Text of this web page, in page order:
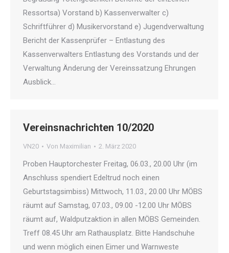
Ressortsa) Vorstand b) Kassenverwalter c)
Schriftführer d) Musikervorstand e) Jugendverwaltung
Bericht der Kassenprüfer – Entlastung des
Kassenverwalters Entlastung des Vorstands und der
Verwaltung Änderung der Vereinssatzung Ehrungen
Ausblick…
Vereinsnachrichten 10/2020
VN20 Von Maximilian 2. März 2020
Proben Hauptorchester Freitag, 06.03., 20.00 Uhr (im
Anschluss spendiert Edeltrud noch einen
Geburtstagsimbiss) Mittwoch, 11.03., 20.00 Uhr MÖBS
räumt auf Samstag, 07.03., 09.00 -12.00 Uhr MÖBS
räumt auf, Waldputzaktion in allen MÖBS Gemeinden.
Treff 08.45 Uhr am Rathausplatz. Bitte Handschuhe
und wenn möglich einen Eimer und Warnweste